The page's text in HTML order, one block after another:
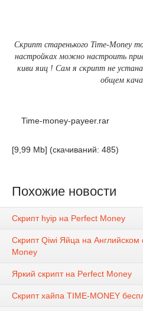
Скрипт старенького Time-Money
настройках можно настроить
киви яиц ! Сам я скрипт не
общем
Time-money-payeer.rar
[9,99 Mb] (cкачиваний: 485)
Похожие новости
Скрипт hyip на Perfect Money
Скрипт Qiwi Яйца на Английском
Money
Яркий скрипт на Perfect Money
Скрипт хайпа TIME-MONEY